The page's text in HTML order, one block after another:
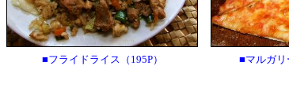
■フライドライス（195P） ■マルガリ